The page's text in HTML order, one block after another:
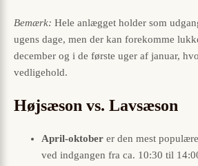
Bemærk: Hele anlægget holder som
ugens dage, men der kan forekomme
december og i de første uger af januar,
vedligehold.
Højsæson vs. Lavsæson
April-oktober er den mest
ved indgangen fra ca. 10:30 til